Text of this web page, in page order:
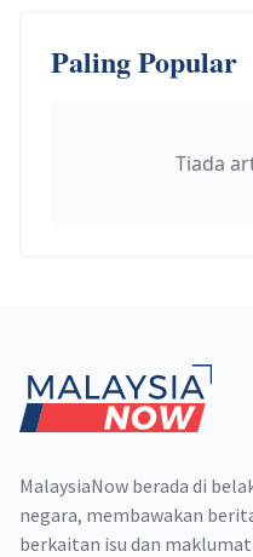
Paling Popular
Tiada
MalaysiaNow berada di
negara, membawakan
berkaitan isu dan